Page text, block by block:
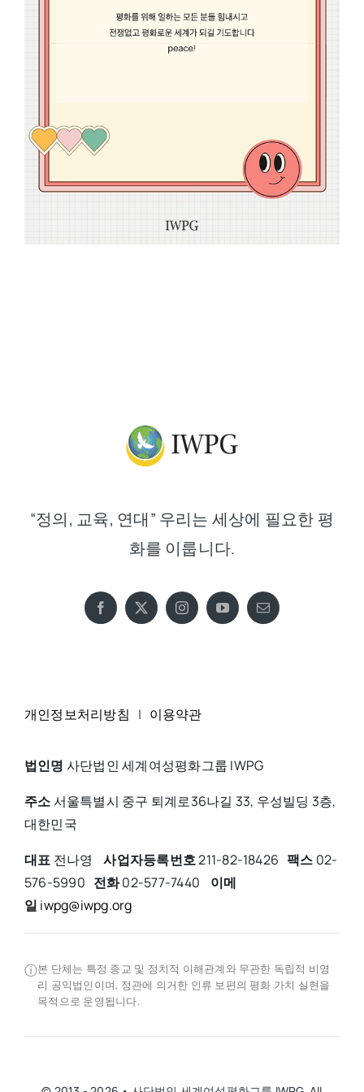
“정의, 교육, 연대” 우리는 세상에 필요한 평
화를 이룹니다.
개인정보처리방침 | 이용약관
법인명 사단법인 세계여성평화그룹 IWPG
주소서울특별시 중구 퇴계로36나길 33, 우성빌딩 3층,
대한민국
대표 전나영사업자등록번호211-82-18426 팩스 02-
576-5990 전화02-577-7440 이메
일 iwpg@iwpg.org
ⓘ본 단체는 특정 종교 및 정치적 이해관계와 무관한 독립적 비영
리 공익법인이며, 정관에 의거한 인류 보편의 평화 가치 실현을
목적으로 운영됩니다.